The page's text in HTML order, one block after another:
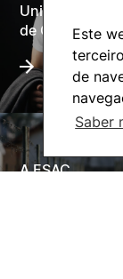
Este
de
Saber
Universidade
de Coimbra
A ESAC